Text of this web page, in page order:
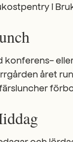
i
konferens-
året